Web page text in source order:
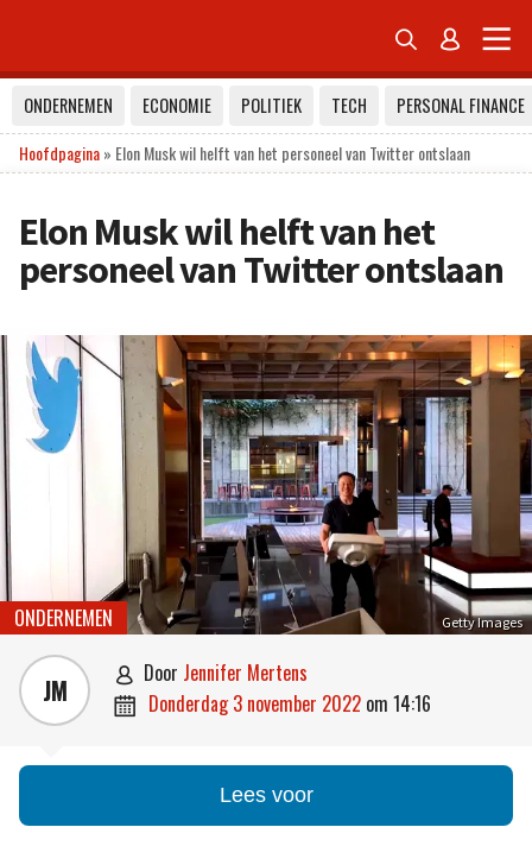
 
ONDERNEMEN ECONOMIE POLITIEK TECH
PERSONAL FINANCE
Hoofdpagina» Elon Musk wil helft van het personeel van Twitter ontslaan
Elon Musk wil helft van het
personeel van Twitter ontslaan
Getty Images
ONDERNEMEN
JM  door Jennifer Mertens
 donderdag 3 november 2022 om 14:16
Lees voor